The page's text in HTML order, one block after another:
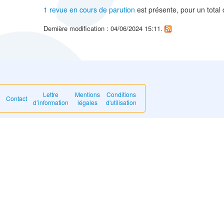
1 revue en cours de parution est présente, pour un
Dernière modification : 04/06/2024 15:11.
Contact
Lettre
d’information
Mentions
légales
Conditions
d'utilisation